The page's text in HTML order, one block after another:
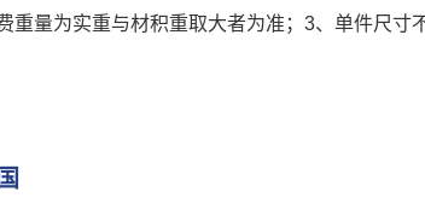
量为实重与材积重取大者为准；3、单件尺寸